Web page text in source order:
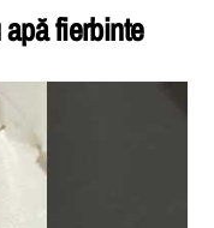
de curățare
fierbinte